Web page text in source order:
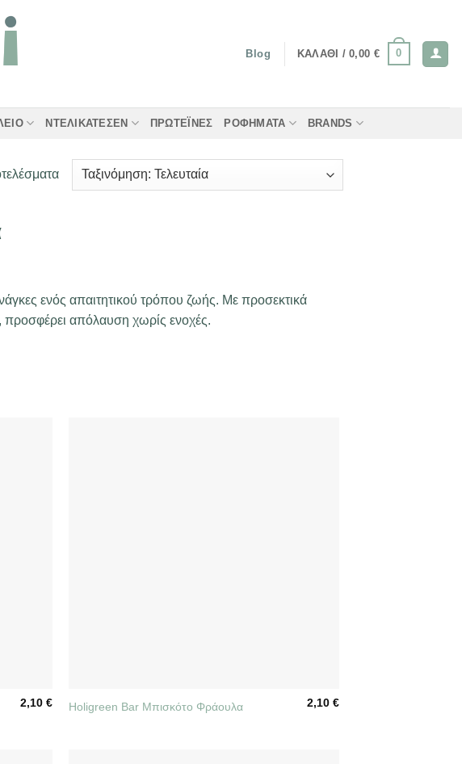
Blog ΚΑΛΆΘΙ /0,00 € 0
ΝΤΕΛΙΚΑΤΈΣΕΝ ΠΡΩΤΕΪ́ΝΕΣ ΡΟΦΉΜΑΤΑ BRANDS
Sorted
ενός απαιτητικού τρόπου ζωής. Με προσεκτικά
προσφέρει απόλαυση χωρίς ενοχές.
2,10€ Holigreen Bar Μπισκότο Φράουλα 2,10€